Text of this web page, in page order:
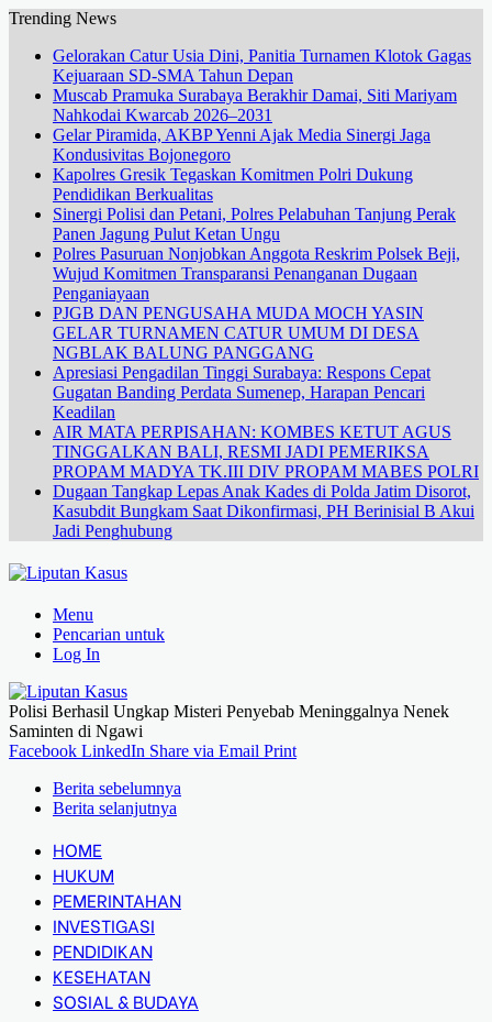
Trending News
Gelorakan Catur Usia Dini, Panitia Turnamen Klotok Gagas
Kejuaraan SD-SMA Tahun Depan
Muscab Pramuka Surabaya Berakhir Damai, Siti Mariyam
Nahkodai Kwarcab 2026–2031
Gelar Piramida, AKBP Yenni Ajak Media Sinergi Jaga
Kondusivitas Bojonegoro
Kapolres Gresik Tegaskan Komitmen Polri Dukung
Pendidikan Berkualitas
Sinergi Polisi dan Petani, Polres Pelabuhan Tanjung Perak
Panen Jagung Pulut Ketan Ungu
Polres Pasuruan Nonjobkan Anggota Reskrim Polsek Beji,
Wujud Komitmen Transparansi Penanganan Dugaan
Penganiayaan
PJGB DAN PENGUSAHA MUDA MOCH YASIN
GELAR TURNAMEN CATUR UMUM DI DESA
NGBLAK BALUNG PANGGANG
Apresiasi Pengadilan Tinggi Surabaya: Respons Cepat
Gugatan Banding Perdata Sumenep, Harapan Pencari
Keadilan
AIR MATA PERPISAHAN: KOMBES KETUT AGUS
TINGGALKAN BALI, RESMI JADI PEMERIKSA
PROPAM MADYA TK.III DIV PROPAM MABES POLRI
Dugaan Tangkap Lepas Anak Kades di Polda Jatim Disorot,
Kasubdit Bungkam Saat Dikonfirmasi, PH Berinisial B Akui
Jadi Penghubung
Menu
Pencarian untuk
Log In
Polisi Berhasil Ungkap Misteri Penyebab Meninggalnya Nenek
Saminten di Ngawi
Facebook LinkedIn Share via Email Print
Berita sebelumnya
Berita selanjutnya
HOME
HUKUM
PEMERINTAHAN
INVESTIGASI
PENDIDIKAN
KESEHATAN
SOSIAL & BUDAYA